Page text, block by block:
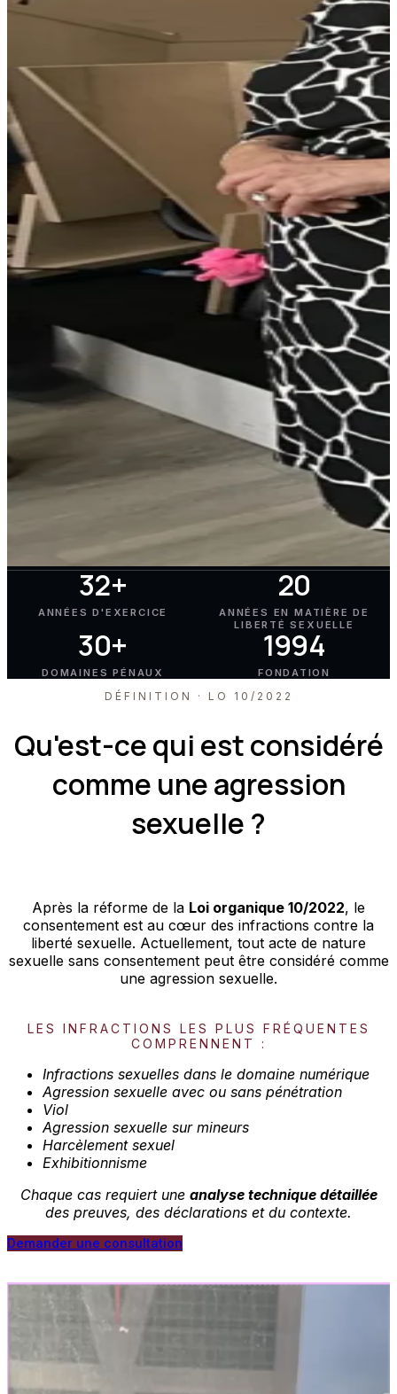
32+
ANNÉES D'EXERCICE
20
ANNÉES EN MATIÈRE DE
LIBERTÉ SEXUELLE
30+
DOMAINES PÉNAUX
1994
FONDATION
DÉFINITION · LO 10/2022
Qu'est-ce qui est considéré
comme une agression
sexuelle ?
Après la réforme de la Loi organique 10/2022, le
consentement est au cœur des infractions contre la
liberté sexuelle. Actuellement, tout acte de nature
sexuelle sans consentement peut être considéré comme
une agression sexuelle.
LES INFRACTIONS LES PLUS FRÉQUENTES
COMPRENNENT :
Infractions sexuelles dans le domaine numérique
Agression sexuelle avec ou sans pénétration
Viol
Agression sexuelle sur mineurs
Harcèlement sexuel
Exhibitionnisme
Chaque cas requiert une analyse technique détaillée
des preuves, des déclarations et du contexte.
Demander une consultation